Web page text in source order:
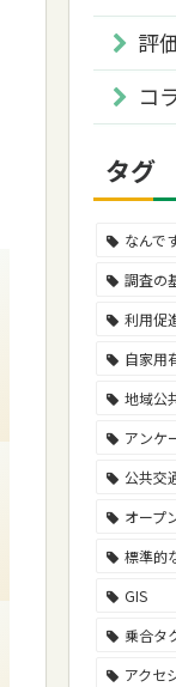
評
コ
タグ
なんで
調査の
利用促
自家用
地域公
アンケ
公共交
オープ
標準的
GIS
乗合タ
アクセ